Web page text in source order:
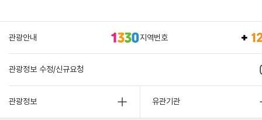
관광안내 지역번호
관광정보 수정/신규요청
관광정보 유관기관